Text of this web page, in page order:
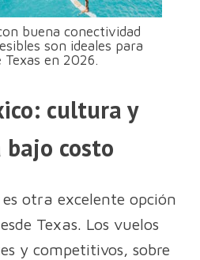
buena conectividad
son ideales para
en 2026.
cultura y
costo
otra excelente opción
Texas. Los vuelos
y competitivos, sobre